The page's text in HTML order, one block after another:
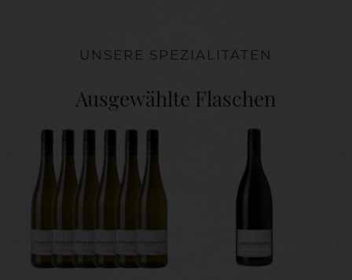
UNSERE SPEZIALITÄTEN
Ausgewählte Flaschen